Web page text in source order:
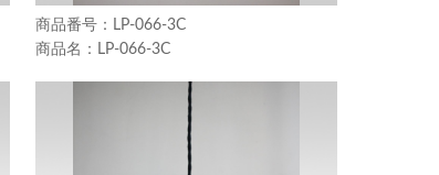
LP-066-3C
LP-066-3C